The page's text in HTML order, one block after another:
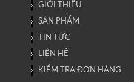
GIỚI THIỆU
SẢN PHẨM
TIN TỨC
LIÊN HỆ
KIỂM TRA ĐƠN HÀNG